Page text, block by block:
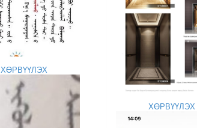
ХӨРВҮҮЛЭХ
ХӨРВҮҮЛЭХ